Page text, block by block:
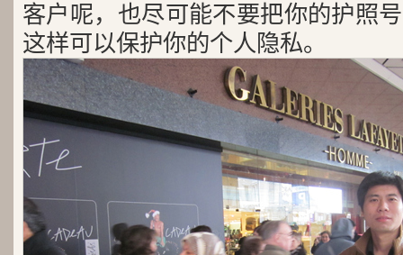
客户呢，也尽可能不要把你的护照
这样可以保护你的个人隐私。